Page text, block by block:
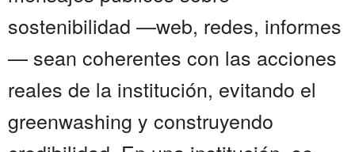
sostenibilidad —web, redes, informes
— sean coherentes con las acciones
reales de la institución, evitando el
greenwashing y construyendo